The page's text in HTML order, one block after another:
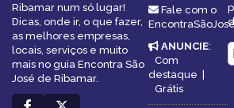
Ribamar num só lugar!
Dicas, onde ir, o que fazer,
as melhores empresas,
locais, serviços e muito
mais no guia Encontra São
José de Ribamar.
Fale com o
ANUNCIE:
Com
destaque |
Grátis